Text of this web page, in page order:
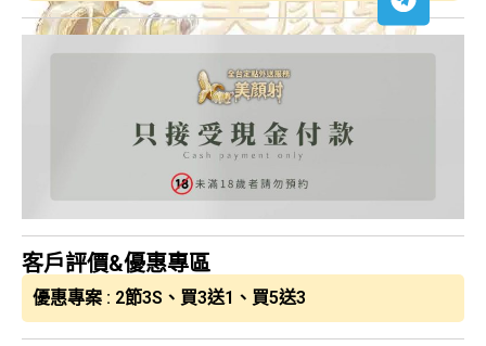
客戶評價&優惠專區
優惠專案 : 2節3S、買3送1、買5送3